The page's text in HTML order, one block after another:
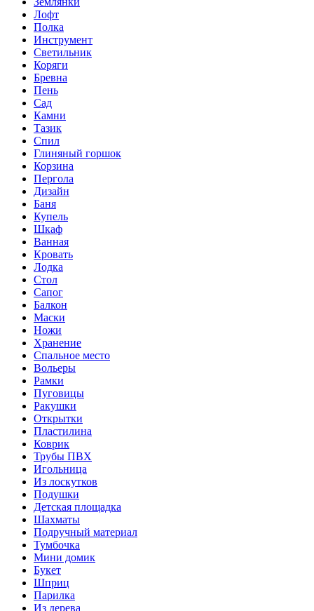
Лофт
Полка
Инструмент
Светильник
Коряги
Бревна
Пень
Сад
Камни
Тазик
Спил
Глиняный горшок
Корзина
Пергола
Дизайн
Баня
Купель
Шкаф
Ванная
Кровать
Лодка
Стол
Сапог
Балкон
Маски
Ножи
Хранение
Спальное место
Вольеры
Рамки
Пуговицы
Ракушки
Открытки
Пластилина
Коврик
Трубы ПВХ
Игольница
Из лоскутков
Подушки
Детская площадка
Шахматы
Подручный материал
Тумбочка
Мини домик
Букет
Шприц
Парилка
Из дерева